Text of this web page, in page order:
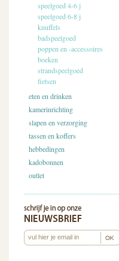
speelgoed 4-6 j
speelgoed 6-8 j
knuffels
badspeelgoed
poppen en -accessoires
boeken
strandspeelgoed
fietsen
eten en drinken
kamerinrichting
slapen en verzorging
tassen en koffers
hebbedingen
kadobonnen
outlet